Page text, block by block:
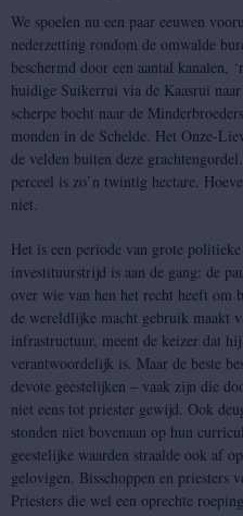
We spoelen nu een paar eeuwen
nederzetting rondom de omwalde
beschermd door een aantal kanalen,
huidige Suikerrui via de Kaasrui
scherpe bocht naar de
monden in de Schelde. Het Onze-
de velden buiten deze
perceel is zo’n twintig hectare.
niet.
Het is een periode van grote
investituurstrijd is aan de gang: de
over wie van hen het recht heeft om
de wereldlijke macht gebruik maakt
infrastructuur, meent de keizer dat
verantwoordelijk is. Maar de beste
devote geestelijken – vaak zijn die
niet eens tot priester gewijd. Ook
stonden niet bovenaan op hun
geestelijke waarden straalde ook af
gelovigen. Bisschoppen en priesters
Priesters die wel een oprechte